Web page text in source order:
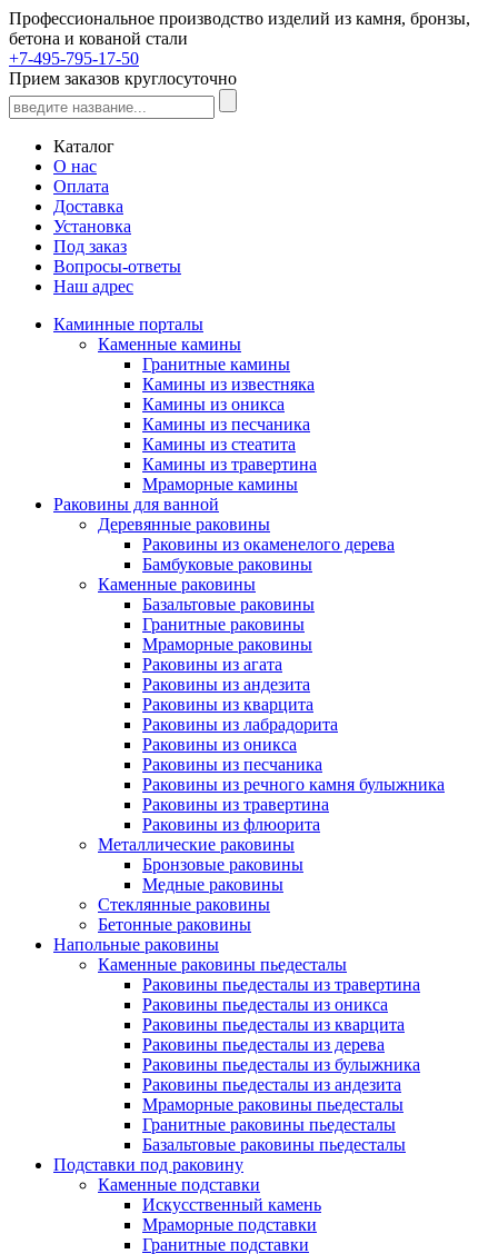
Профессиональное производство изделий из камня, бронзы,
бетона и кованой стали
+7-495-795-17-50
Прием заказов круглосуточно
Каталог
О нас
Оплата
Доставка
Установка
Под заказ
Вопросы-ответы
Наш адрес
Каминные порталы
Каменные камины
Гранитные камины
Камины из известняка
Камины из оникса
Камины из песчаника
Камины из стеатита
Камины из травертина
Мраморные камины
Раковины для ванной
Деревянные раковины
Раковины из окаменелого дерева
Бамбуковые раковины
Каменные раковины
Базальтовые раковины
Гранитные раковины
Мраморные раковины
Раковины из агата
Раковины из андезита
Раковины из кварцита
Раковины из лабрадорита
Раковины из оникса
Раковины из песчаника
Раковины из речного камня булыжника
Раковины из травертина
Раковины из флюорита
Металлические раковины
Бронзовые раковины
Медные раковины
Стеклянные раковины
Бетонные раковины
Напольные раковины
Каменные раковины пьедесталы
Раковины пьедесталы из травертина
Раковины пьедесталы из оникса
Раковины пьедесталы из кварцита
Раковины пьедесталы из дерева
Раковины пьедесталы из булыжника
Раковины пьедесталы из андезита
Мраморные раковины пьедесталы
Гранитные раковины пьедесталы
Базальтовые раковины пьедесталы
Подставки под раковину
Каменные подставки
Искусственный камень
Мраморные подставки
Гранитные подставки